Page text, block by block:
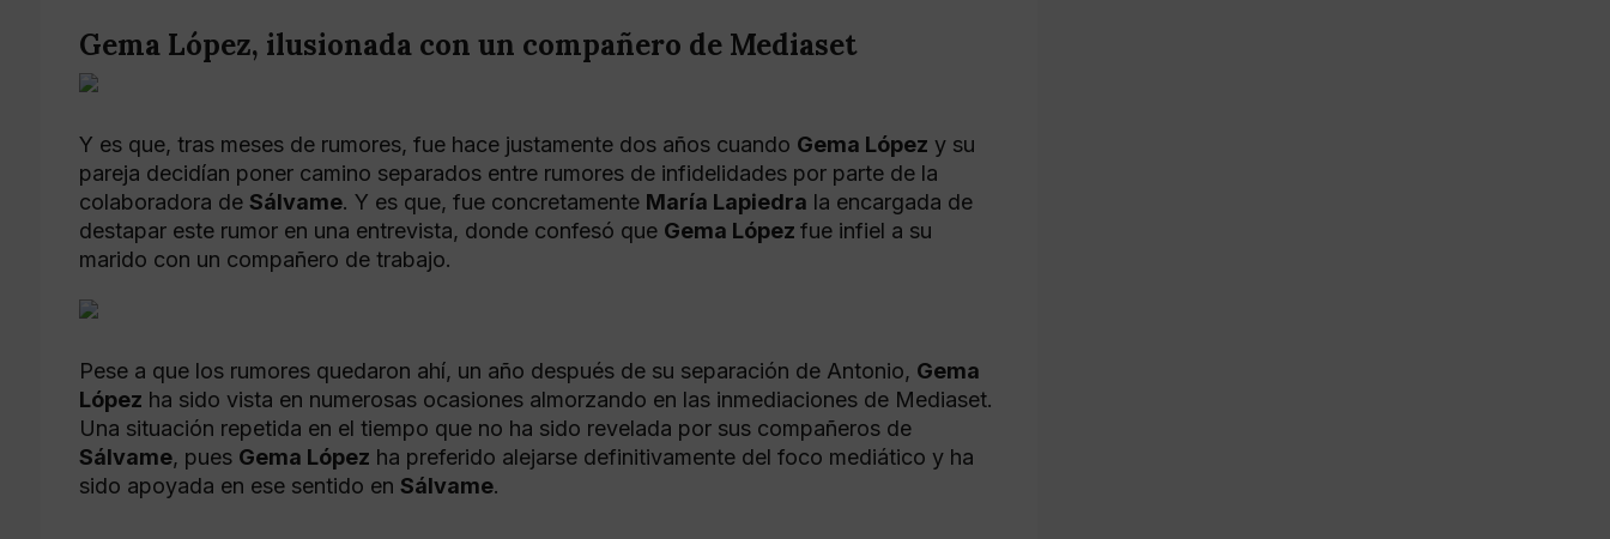
Gema López, ilusionada con un compañero de Mediaset
Y es que, tras meses de rumores, fue hace justamente dos años cuando Gema López y su
pareja decidían poner camino separados entre rumores de infidelidades por parte de la
colaboradora de Sálvame. Y es que, fue concretamente María Lapiedra la encargada de
destapar este rumor en una entrevista, donde confesó que Gema López fue infiel a su
marido con un compañero de trabajo.
Pese a que los rumores quedaron ahí, un año después de su separación de Antonio, Gema
López ha sido vista en numerosas ocasiones almorzando en las inmediaciones de Mediaset.
Una situación repetida en el tiempo que no ha sido revelada por sus compañeros de
Sálvame, pues Gema López ha preferido alejarse definitivamente del foco mediático y ha
sido apoyada en ese sentido en Sálvame.